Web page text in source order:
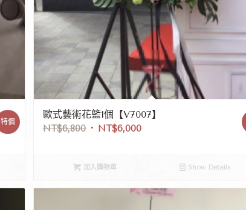
特價
歐式藝術花籃1個【V7007】
NT$6,800 NT$6,000
加入購物車 Show Details